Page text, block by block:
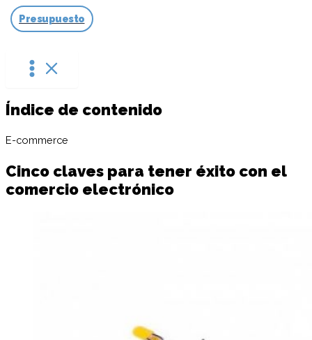
Presupuesto
Índice de contenido
E-commerce
Cinco claves para tener éxito con el
comercio electrónico